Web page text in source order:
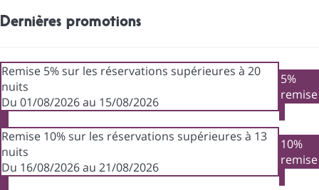
Dernières promotions
Remise 5% sur les réservations supérieures à 20
nuits
Du 01/08/2026 au 15/08/2026
5%
remise
Remise 10% sur les réservations supérieures à 13
nuits
Du 16/08/2026 au 21/08/2026
10%
remise